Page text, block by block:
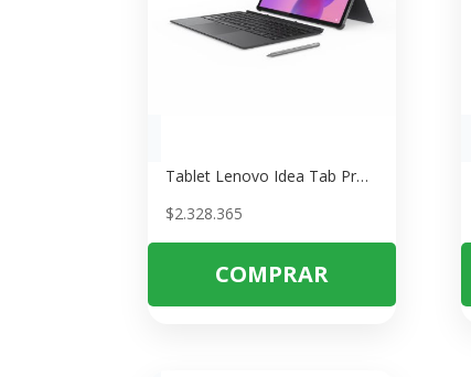
Tablet Lenovo Idea Tab Pro TB373FU 12.7″ 3K – Potente con Lápiz y Estuche Incluido
$2.328.365
COMPRAR